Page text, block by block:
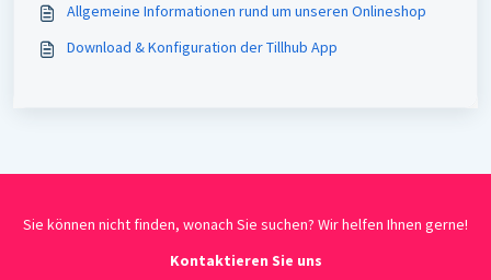
Allgemeine Informationen rund um unseren Onlineshop
Download & Konfiguration der Tillhub App
Sie können nicht finden, wonach Sie suchen? Wir helfen Ihnen gerne!
Kontaktieren Sie uns